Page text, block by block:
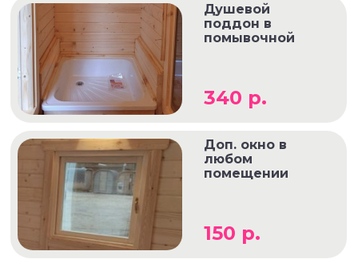
150 р.
Доп. окно в
любом
помещении
340 р.
Душевой
поддон в
помывочной